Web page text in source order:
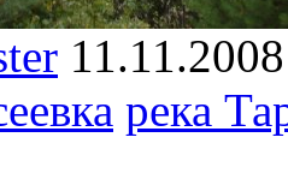
река